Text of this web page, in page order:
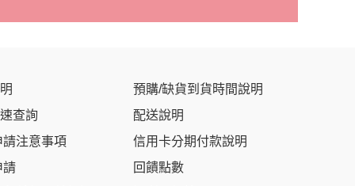
查詢
注意事項
請
預購/缺貨到貨時間說明
配送說明
信用卡分期付款說明
回饋點數